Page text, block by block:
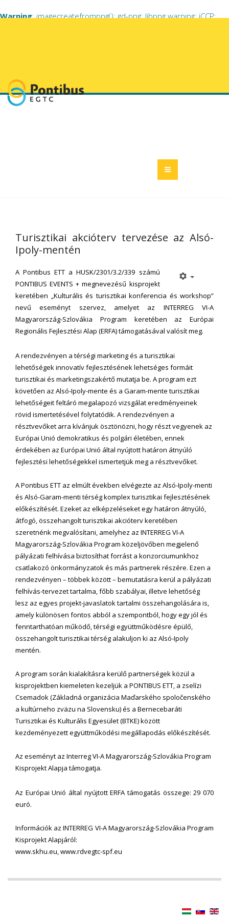
Warning: imagecreatefrompng(): gd-png: libpng warning: iCCP:
Turisztikai akcióterv tervezése az Alsó-
Ipoly-mentén
A Pontibus ETT a HUSK/2301/3.2/339 számú
PONTIBUS EVENTS + megnevezésű kisprojekt
keretében „Kulturális és turisztikai konferencia és workshop”
nevű eseményt szervez, amelyet az INTERREG VI-A
Magyarország-Szlovákia Program keretében az Európai
Regionális Fejlesztési Alap (ERFA) támogatásával valósít meg.
A rendezvényen a térségi marketing és a turisztikai
lehetőségek innovatív fejlesztésének lehetséges formáit
turisztikai és marketingszakértő mutatja be. A program ezt
követően az Alsó-Ipoly-mente és a Garam-mente turisztikai
lehetőségeit feltáró megalapozó vizsgálat eredményeinek
rövid ismertetésével folytatódik. A rendezvényen a
résztvevőket arra kívánjuk ösztönözni, hogy részt vegyenek az
Európai Unió demokratikus és polgári életében, ennek
érdekében az Európai Unió által nyújtott határon átnyúló
fejlesztési lehetőségekkel ismertetjük meg a résztvevőket.
A Pontibus ETT az elmúlt években elvégezte az Alsó-Ipoly-menti
és Alsó-Garam-menti térség komplex turisztikai fejlesztésének
előkészítését. Ezeket az elképzeléseket egy határon átnyúló,
átfogó, összehangolt turisztikai akcióterv keretében
szeretnénk megvalósítani, amelyhez az INTERREG VI-A
Magyarország-Szlovákia Program közeljövőben megjelenő
pályázati felhívása biztosíthat forrást a konzorciumunkhoz
csatlakozó önkormányzatok és más partnerek részére. Ezen a
rendezvényen – többek között – bemutatásra kerül a pályázati
felhívás-tervezet tartalma, főbb szabályai, illetve lehetőség
lesz az egyes projekt-javaslatok tartalmi összehangolására is,
amely különösen fontos abból a szempontból, hogy egy jól és
fenntarthatóan működő, térségi együttműködésre épülő,
összehangolt turisztikai térség alakuljon ki az Alsó-Ipoly
mentén.
A program során kialakításra kerülő partnerségek közül a
kisprojektben kiemeleten kezeljük a PONTIBUS ETT, a zselízi
Csemadok (Základná organizácia Maďarského spoločenského
a kultúrneho zväzu na Slovensku) és a Bernecebaráti
Turisztikai és Kulturális Egyesület (BTKE) között
kezdeményezett együttműködési megállapodás előkészítését.
Az eseményt az Interreg VI-A Magyarország-Szlovákia Program
Kisprojekt Alapja támogatja.
Az Európai Unió által nyújtott ERFA támogatás összege: 29 070
euró.
Információk az INTERREG VI-A Magyarország-Szlovákia Program
Kisprojekt Alapjáról:
www.skhu.eu, www.rdvegtc-spf.eu